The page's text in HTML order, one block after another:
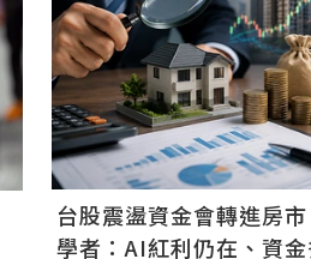
台股震盪資金會轉進房
學者：AI紅利仍在、資